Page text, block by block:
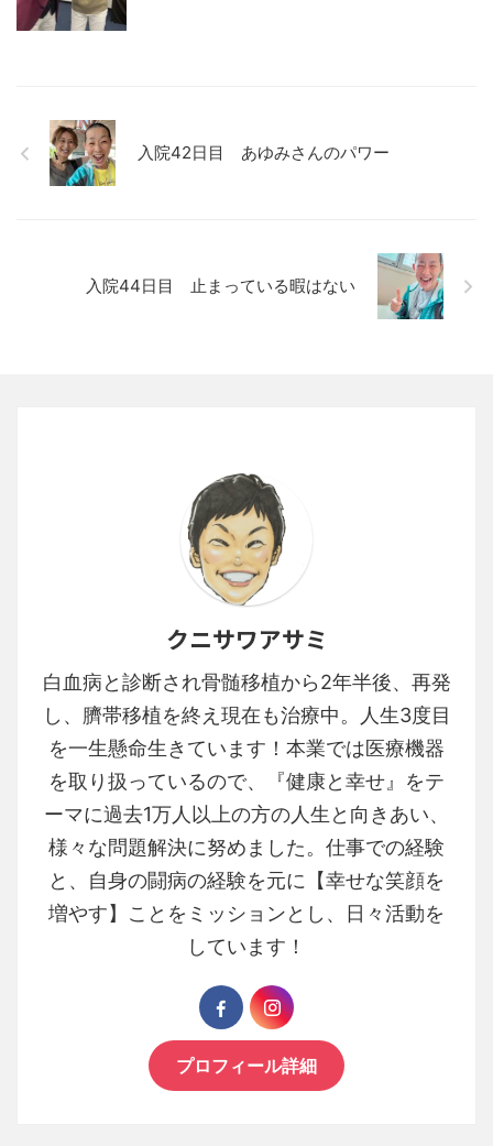
入院42日目 あゆみさんのパワー
入院44日目 止まっている暇はない
クニサワアサミ
白血病と診断され骨髄移植から2年半後、再発
し、臍帯移植を終え現在も治療中。人生3度目
を一生懸命生きています！本業では医療機器
を取り扱っているので、『健康と幸せ』をテ
ーマに過去1万人以上の方の人生と向きあい、
様々な問題解決に努めました。仕事での経験
と、自身の闘病の経験を元に【幸せな笑顔を
増やす】ことをミッションとし、日々活動を
しています！
プロフィール詳細